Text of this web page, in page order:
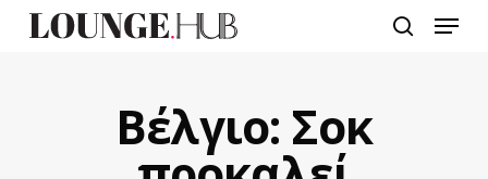
Menu
Βέλγιο: Σοκ